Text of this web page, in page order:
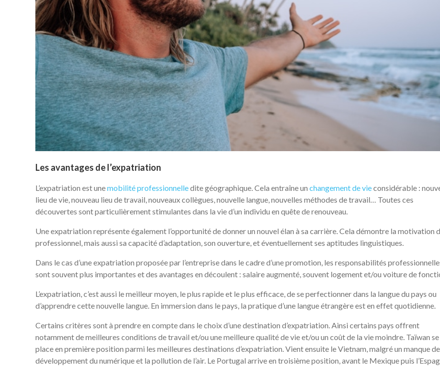
Les avantages de l’expatriation
L’expatriation est unemobilité professionnelledite géographique. Cela entraîne un changement de vieconsidérable :
lieu de vie, nouveau lieu de travail, nouveaux collègues, nouvelle langue, nouvelles méthodes de travail… Toutes ces
découvertes sont particulièrement stimulantes dans la vie d’un individu en quête de renouveau.
Une expatriation représente également l’opportunité de donner un nouvel élan à sa carrière. Cela démontre la motivation
professionnel, mais aussi sa capacité d’adaptation, son ouverture, et éventuellement ses aptitudes linguistiques.
Dans le cas d’une expatriation proposée par l’entreprise dans le cadre d’une promotion, les responsabilités
sont souvent plus importantes et des avantages en découlent : salaire augmenté, souvent logement et/ou voiture de
L’expatriation, c’est aussi le meilleur moyen, le plus rapide et le plus efficace, de se perfectionner dans la langue du pays ou
d’apprendre cette nouvelle langue. En immersion dans le pays, la pratique d’une langue étrangère est en effet quotidienne.
Certains critères sont à prendre en compte dans le choix d’une destination d’expatriation. Ainsi certains pays offrent
notamment de meilleures conditions de travail et/ou une meilleure qualité de vie et/ou un coût de la vie moindre. Taïwan se
place en première position parmi les meilleures destinations d’expatriation. Vient ensuite le Vietnam, malgré un manque de
développement du numérique et la pollution de l’air. Le Portugal arrive en troisième position, avant le Mexique puis